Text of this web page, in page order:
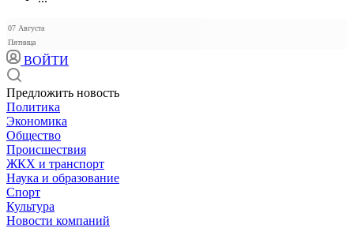
07 Августа
Пятница
ВОЙТИ
Предложить новость
Политика
Экономика
Общество
Происшествия
ЖКХ и транспорт
Наука и образование
Спорт
Культура
Новости компаний